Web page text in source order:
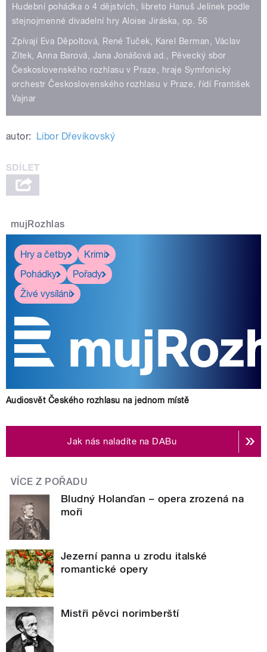
Hudební pohádka o 4 dějstvích, libreto Hanuš Jelínek podle
stejnojmenné divadelní hry Aloise Jiráska, op. 56
Zpívají Eva Děpoltová, René Tuček, Karel Berman, Václav
Zítek, Anna Barová, Jana Jonášová ad., Pěvecký sbor
Československého rozhlasu v Praze, hraje Symfonický
orchestr Československého rozhlasu v Praze, řídí František
Vajnar
autor: Libor Dřevikovský
mujRozhlas
Hry a četby
Krimi
Pohádky
Pořady
Živé vysílání
Audiosvět Českého rozhlasu na jednom místě
Jak nás naladíte na DABu
VÍCE Z POŘADU
Bludný Holanďan – opera zrozená na
moři
Jezerní panna u zrodu italské
romantické opery
Mistři pěvci norimberští